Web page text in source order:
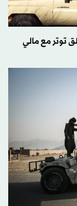
توتر مع مالي